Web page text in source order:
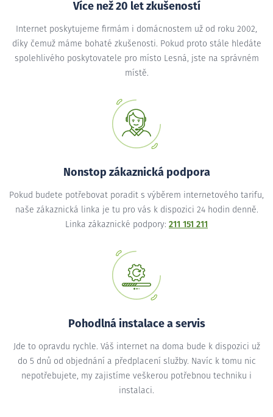
Více než 20 let zkušeností
Internet poskytujeme firmám i domácnostem už od roku 2002,
díky čemuž máme bohaté zkušenosti. Pokud proto stále hledáte
spolehlivého poskytovatele pro místo Lesná, jste na správném
místě.
Nonstop zákaznická podpora
Pokud budete potřebovat poradit s výběrem internetového tarifu,
naše zákaznická linka je tu pro vás k dispozici 24 hodin denně.
Linka zákaznické podpory: 211 151 211
Pohodlná instalace a servis
Jde to opravdu rychle. Váš internet na doma bude k dispozici už
do 5 dnů od objednání a předplacení služby. Navíc k tomu nic
nepotřebujete, my zajistíme veškerou potřebnou techniku i
instalaci.